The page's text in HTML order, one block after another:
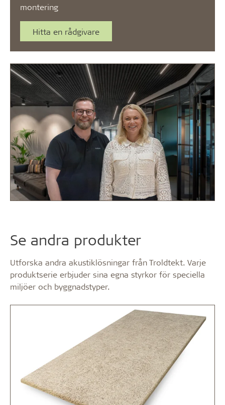
montering
Hitta en rådgivare
Se andra produkter
Utforska andra akustiklösningar från Troldtekt. Varje
produktserie erbjuder sina egna styrkor för speciella
miljöer och byggnadstyper.